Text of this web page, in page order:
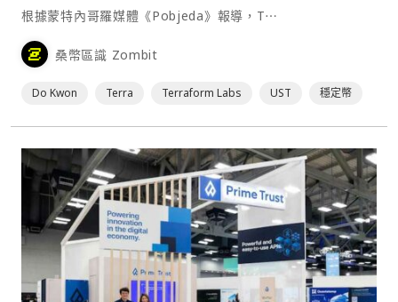
根據蒙特內哥羅媒體《Pobjeda》報導，T⋯
桑幣區識 Zombit
Do Kwon Terra Terraform Labs UST 穩定幣